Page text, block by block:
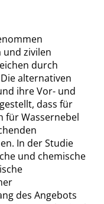
zivilen
durch
alternativen
ihre Vor- und
dass für
für Wassernebel
In der Studie
und chemische
des Angebots